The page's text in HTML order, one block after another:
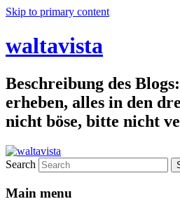
Skip to primary content
waltavista
Beschreibung des
erheben, alles in den
nicht böse, bitte nicht
Search
Main menu